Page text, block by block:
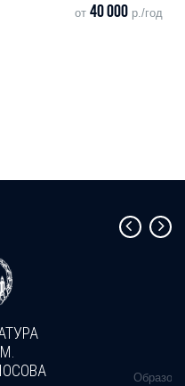
от 40 000р./год